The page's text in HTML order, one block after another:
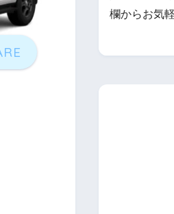
欄からお気